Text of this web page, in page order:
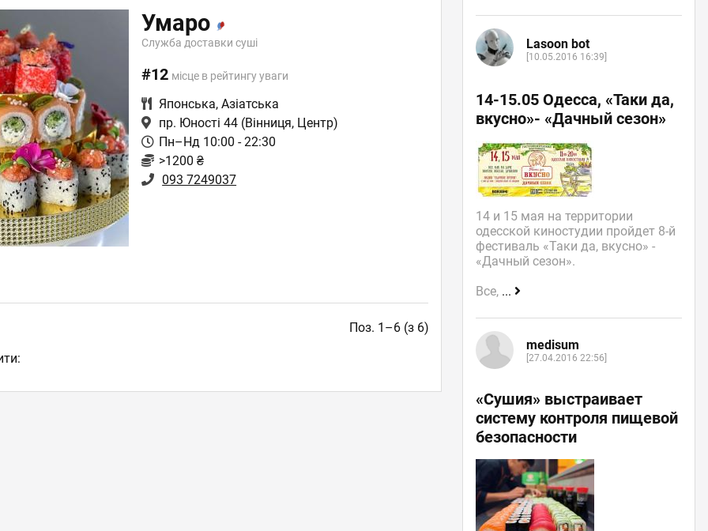
Умаро
Служба доставки суші
#12 місце в рейтингу уваги
Японська,Азіатська
пр. Юності 44 (Вінниця, Центр)
Пн–Нд 10:00 - 22:30
>1200 ₴
093 7249037
Поз. 1–6 (з 6)
Lasoon bot
[10.05.2016 16:39]
14-15.05 Одесса, «Таки да,
вкусно»- «Дачный сезон»
14 и 15 мая на территории
одесской киностудии пройдет 8-й
фестиваль «Таки да, вкусно» -
«Дачный сезон».
Все, ...
medisum
[27.04.2016 22:56]
«Сушия» выстраивает
систему контроля пищевой
безопасности